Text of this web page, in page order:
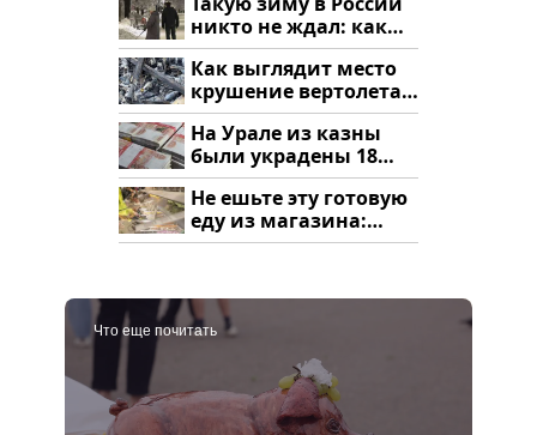
никто не ждал: как
так?!
Как выглядит место
крушение вертолета
на Кавказе: смотреть
На Урале из казны
были украдены 18
миллионов рублей
Не ешьте эту готовую
еду из магазина:
список
Что еще почитать